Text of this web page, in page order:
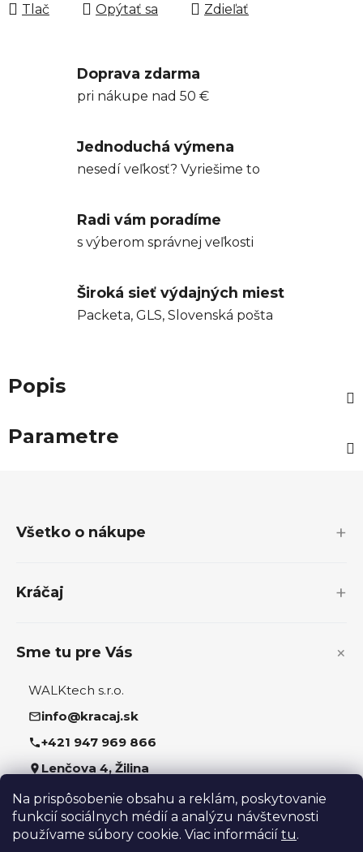
Na prispôsobenie obsahu a reklám, poskytovanie
funkcií sociálnych médií a analýzu návštevnosti
používame súbory cookie. Viac informácií tu.
Tlač Opýtať sa Zdieľať
Doprava zdarma
pri nákupe nad 50 €
Jednoduchá výmena
nesedí veľkosť? Vyriešime to
Radi vám poradíme
s výberom správnej veľkosti
Široká sieť výdajných miest
Packeta, GLS, Slovenská pošta
Popis
Parametre
Všetko o nákupe
Kráčaj
Sme tu pre Vás
WALKtech s.r.o.
info@kracaj.sk
+421 947 969 866
Lenčova 4, Žilina
Sledujte nás